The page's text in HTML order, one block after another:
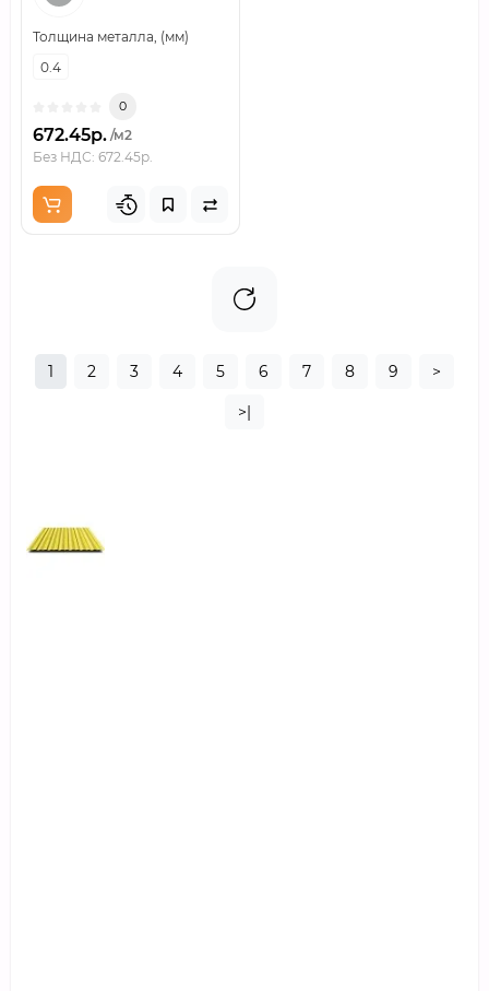
Толщина металла, (мм)
0.4
0
672.45р. /м2
Без НДС: 672.45р.
1 2 3 4 5 6 7 8 9 >
>|